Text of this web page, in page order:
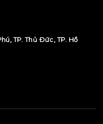
TP. Thủ Đức, TP. Hồ